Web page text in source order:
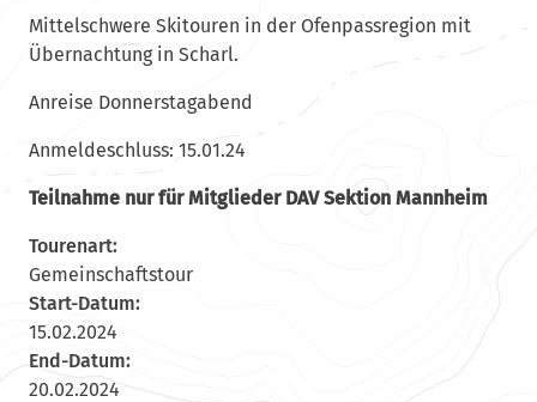
Mittelschwere Skitouren in der Ofenpassregion mit
Übernachtung in Scharl.
Anreise Donnerstagabend
Anmeldeschluss: 15.01.24
Teilnahme nur für Mitglieder DAV Sektion Mannheim
Tourenart:
Gemeinschaftstour
Start-Datum:
15.02.2024
End-Datum:
20.02.2024